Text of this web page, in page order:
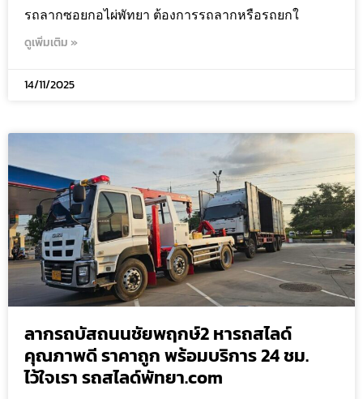
รถลากซอยกอไผ่พัทยา ต้องการรถลากหรือรถยกใ
ดูเพิ่มเติม »
14/11/2025
ลากรถบัสถนนชัยพฤกษ์2 หารถสไลด์
คุณภาพดี ราคาถูก พร้อมบริการ 24 ชม.
ไว้ใจเรา รถสไลด์พัทยา.com